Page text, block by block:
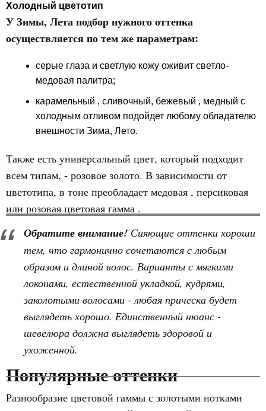
Холодный цветотип
У Зимы, Лета подбор нужного оттенка
осуществляется по тем же параметрам:
серые глаза и светлую кожу оживит светло-
медовая палитра;
карамельный , сливочный, бежевый , медный с
холодным отливом подойдет любому обладателю
внешности Зима, Лето.
Также есть универсальный цвет, который подходит
всем типам, - розовое золото. В зависимости от
цветотипа, в тоне преобладает медовая , персиковая
или розовая цветовая гамма .
Обратите внимание! Сияющие оттенки хороши
тем, что гармонично сочетаются с любым
образом и длиной волос. Варианты с мягкими
локонами, естественной укладкой, кудрями,
заколотыми волосами - любая прическа будет
выглядеть хорошо. Единственный нюанс -
шевелюра должна выглядеть здоровой и
ухоженной.
Популярные оттенки
Разнообразие цветовой гаммы с золотыми нотками